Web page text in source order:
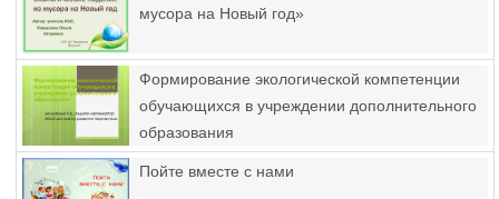
мусора на Новый год»
Формирование экологической компетенции
обучающихся в учреждении дополнительного
образования
Пойте вместе с нами